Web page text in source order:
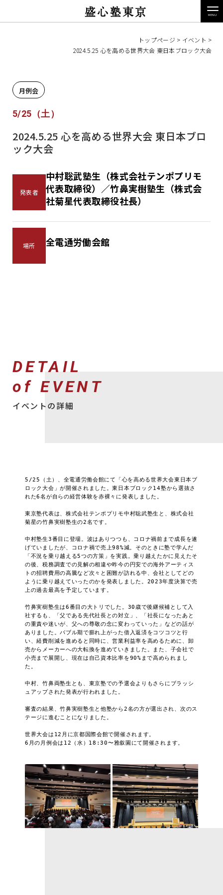
盛心塾東京
トップページ > イベント >
2024.5.25 心を高める世界大会 東日本ブロック大会
月例会
5/25（土）
2024.5.25 心を高める世界大会 東日本ブロ
ック大会
発表者
中村聡武塾生（株式会社テンポプリモ
代表取締役）／竹鼻実樹塾生（株式会
社菊星代表取締役社長）
場所 全電通労働会館
DETAIL
of EVENT
イベントの詳細
5/25（土）、全電通労働会館にて「心を高める世界大会東日本ブ
ロック大会」が開催されました。東日本ブロック14塾から選抜さ
れた6名が自らの経営体験を赤裸々に発表しました。
東京塾代表は、株式会社テンポプリモ中村聡武塾生と、株式会社
菊星の竹鼻実樹塾生の2名です。
中村塾生3番目に登場。波はありつつも、コロナ禍前まで成長を遂
げていましたが、コロナ禍で売上98%減。そのときに塾で学んだ
「不況を乗り越える5つの方策」を実践。乗り越えたかに見えたそ
の後、税務調査での見解の相違や昨今の円安での海外アーティス
トの招聘費用の高騰など次々と困難が訪れる中、会社としてどの
ように乗り越えていったのかを発表しました。2023年度決算で売
上の過去最高を予定しています。
竹鼻実樹塾生は6番目の大トリでした。30歳で後継候補として入
社するも、「父である先代社長との対立」、「社長になったあと
の重責や迷いが、父への尊敬の念に変わっていった」などの話が
ありました。バブル期で膨れ上がった借入返済をコツコツと行
い、経費削減を進めると同時に、営業利益率を高めるために、卸
売からメーカーへの大転換を進めていきました。また、子会社で
小売まで展開し、現在は自己資本比率を90%まで高められまし
た。
中村、竹鼻両塾生とも、東京塾での予選会よりもさらにブラッシ
ュアップされた発表が行われました。
審査の結果、竹鼻実樹塾生と他塾から2名の方が選出され、次のス
テージに進むことになりました。
世界大会は12月に京都国際会館で開催されます。
6月の月例会は12（水）18:30〜雅叙園にて開催されます。